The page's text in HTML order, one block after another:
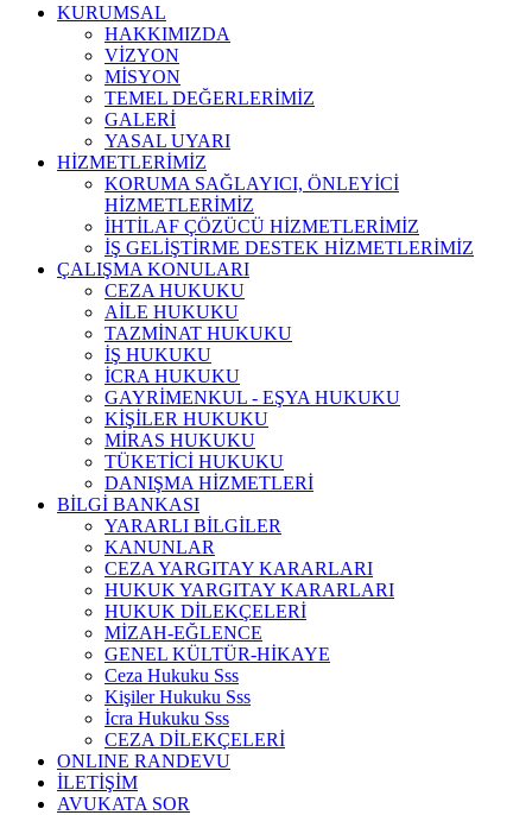
KURUMSAL
HAKKIMIZDA
VİZYON
MİSYON
TEMEL DEĞERLERİMİZ
GALERİ
YASAL UYARI
HİZMETLERİMİZ
KORUMA SAĞLAYICI, ÖNLEYİCİ
HİZMETLERİMİZ
İHTİLAF ÇÖZÜCÜ HİZMETLERİMİZ
İŞ GELİŞTİRME DESTEK HİZMETLERİMİZ
ÇALIŞMA KONULARI
CEZA HUKUKU
AİLE HUKUKU
TAZMİNAT HUKUKU
İŞ HUKUKU
İCRA HUKUKU
GAYRİMENKUL - EŞYA HUKUKU
KİŞİLER HUKUKU
MİRAS HUKUKU
TÜKETİCİ HUKUKU
DANIŞMA HİZMETLERİ
BİLGİ BANKASI
YARARLI BİLGİLER
KANUNLAR
CEZA YARGITAY KARARLARI
HUKUK YARGITAY KARARLARI
HUKUK DİLEKÇELERİ
MİZAH-EĞLENCE
GENEL KÜLTÜR-HİKAYE
Ceza Hukuku Sss
Kişiler Hukuku Sss
İcra Hukuku Sss
CEZA DİLEKÇELERİ
ONLINE RANDEVU
İLETİŞİM
AVUKATA SOR